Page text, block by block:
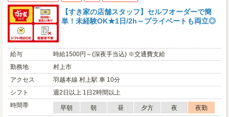
【すき家の店舗スタッフ】セルフオーダーで簡
単！未経験OK★1日/2h～プライベートも両立◎
給与
時給1500円～(深夜手当込) ※交通費支給
勤務地
村上市
アクセス
羽越本線 村上駅 車 10分
シフト
週2日以上 1日2時間以上
時間帯
早朝 朝 昼 夕方 夜 夜勤